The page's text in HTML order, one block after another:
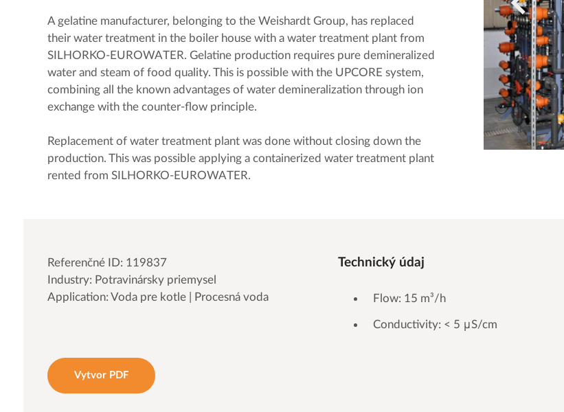
A gelatine manufacturer, belonging to the Weishardt Group, has replaced
their water treatment in the boiler house with a water treatment plant from
SILHORKO-EUROWATER. Gelatine production requires pure demineralized
water and steam of food quality. This is possible with the UPCORE system,
combining all the known advantages of water demineralization through ion
exchange with the counter-flow principle.
Replacement of water treatment plant was done without closing down the
production. This was possible applying a containerized water treatment plant
rented from SILHORKO-EUROWATER.
Referenčné ID: 119837
Industry: Potravinársky priemysel
Application: Voda pre kotle | Procesná voda
Vytvor PDF
Technický údaj
Flow: 15 m³/h
Conductivity: < 5 μS/cm